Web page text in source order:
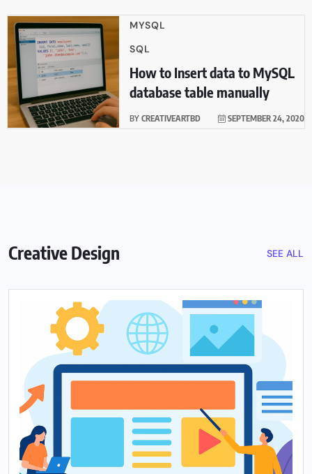
MYSQL
SQL
How to Insert data to MySQL
database table manually
BY CREATIVEARTBD SEPTEMBER 24, 2020
Creative Design SEE ALL